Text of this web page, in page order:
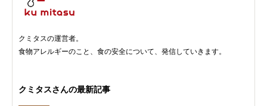
クミタスの運営者。
食物アレルギーのこと、食の安全について、発信していきます。
クミタスさんの最新記事